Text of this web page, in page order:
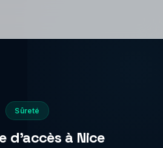
Sûreté
d'accès à Nice